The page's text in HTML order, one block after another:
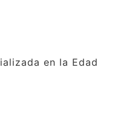
en la Edad